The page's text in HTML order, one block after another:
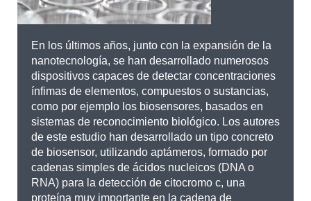
En los últimos años, junto con la expansión de la
nanotecnología, se han desarrollado numerosos
dispositivos capaces de detectar concentraciones
ínfimas de elementos, compuestos o sustancias,
como por ejemplo los biosensores, basados en
sistemas de reconocimiento biológico. Los autores
de este estudio han desarrollado un tipo concreto
de biosensor, utilizando aptámeros, formado por
cadenas simples de ácidos nucleicos (DNA o
RNA) para la detección de citocromo c, una
proteína muy importante en la cadena de